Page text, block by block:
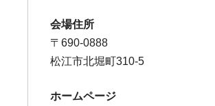
会場住所
〒690-0888
松江市北堀町310-5
ホームページ